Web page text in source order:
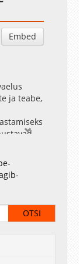
Embed
ja teabe,
andmete
mitte